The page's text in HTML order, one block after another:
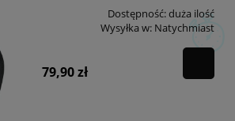
Dostępność:duża ilość
Wysyłka w: Natychmiast
79,90 zł